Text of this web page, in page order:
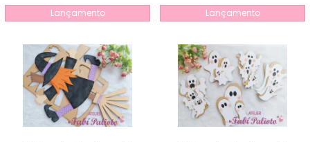
Lançamento
Lançamento